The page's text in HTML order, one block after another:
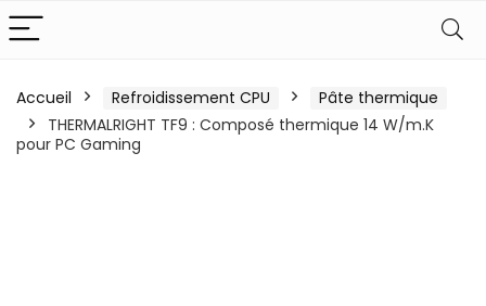
Accueil Refroidissement CPU
Pâte thermique
THERMALRIGHT TF9 : Composé thermique 14 W/m.K
pour PC Gaming